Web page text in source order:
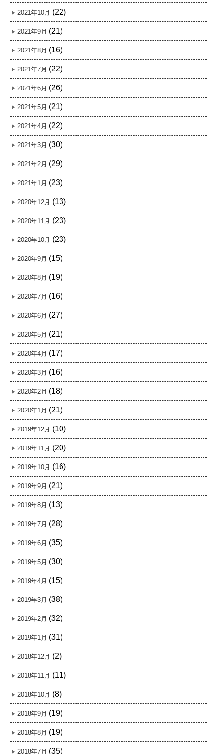
2021年10月 (22)
2021年9月 (21)
2021年8月 (16)
2021年7月 (22)
2021年6月 (26)
2021年5月 (21)
2021年4月 (22)
2021年3月 (30)
2021年2月 (29)
2021年1月 (23)
2020年12月 (13)
2020年11月 (23)
2020年10月 (23)
2020年9月 (15)
2020年8月 (19)
2020年7月 (16)
2020年6月 (27)
2020年5月 (21)
2020年4月 (17)
2020年3月 (16)
2020年2月 (18)
2020年1月 (21)
2019年12月 (10)
2019年11月 (20)
2019年10月 (16)
2019年9月 (21)
2019年8月 (13)
2019年7月 (28)
2019年6月 (35)
2019年5月 (30)
2019年4月 (15)
2019年3月 (38)
2019年2月 (32)
2019年1月 (31)
2018年12月 (2)
2018年11月 (11)
2018年10月 (8)
2018年9月 (19)
2018年8月 (19)
2018年7月 (35)